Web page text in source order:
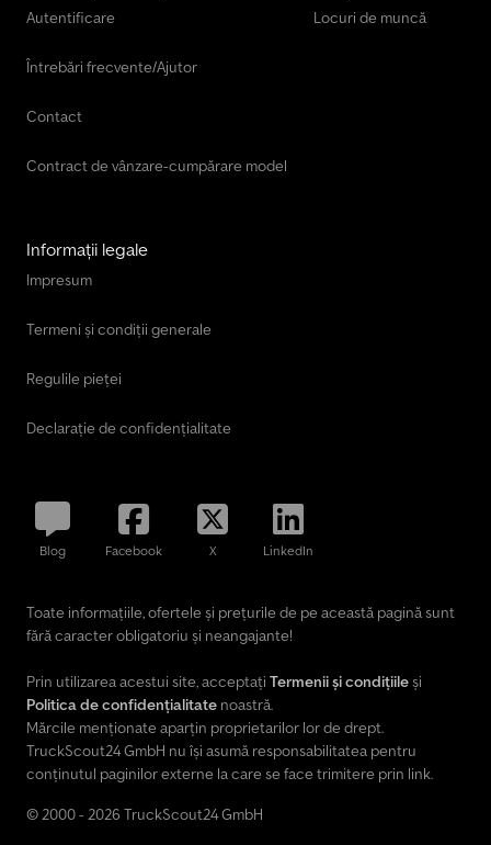
Autentificare
Întrebări frecvente/Ajutor
Contact
Contract de vânzare-cumpărare model
Locuri de muncă
Informații legale
Impresum
Termeni și condiții generale
Regulile pieței
Declarație de confidențialitate
Blog Facebook X LinkedIn
Toate informațiile, ofertele și prețurile de pe această pagină sunt
fără caracter obligatoriu și neangajante!
Prin utilizarea acestui site, acceptați Termenii și condițiileși
Politica de confidențialitate noastră.
Mărcile menționate aparțin proprietarilor lor de drept.
TruckScout24 GmbH nu își asumă responsabilitatea pentru
conținutul paginilor externe la care se face trimitere prin link.
© 2000 - 2026 TruckScout24 GmbH